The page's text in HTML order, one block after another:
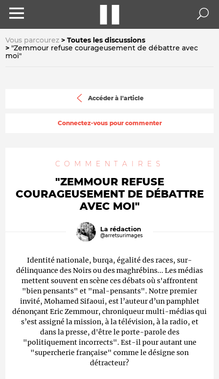
Vous parcourez
Toutes les discussions
"Zemmour refuse courageusement de débattre avec
moi"
Accéder à l'article
Connectez-vous pour commenter
COMMENTAIRES
"ZEMMOUR REFUSE
COURAGEUSEMENT DE DÉBATTRE
AVEC MOI"
La rédaction
@arretsurimages
Identité nationale, burqa, égalité des races, sur-
délinquance des Noirs ou des maghrébins... Les médias
mettent souvent en scène ces débats où s'affrontent
"bien pensants" et "mal-pensants". Notre premier
invité, Mohamed Sifaoui, est l’auteur d’un pamphlet
dénonçant Eric Zemmour, chroniqueur multi-médias qui
s’est assigné la mission, à la télévision, à la radio, et
dans la presse, d'être le porte-parole des
"politiquement incorrects". Est-il pour autant une
"supercherie française" comme le désigne son
détracteur?